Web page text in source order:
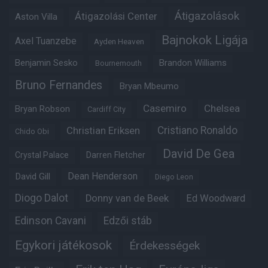
Aston Villa Átigazolási Center Átigazolások
Axel Tuanzebe Ayden Heaven Bajnokok Ligája
Benjamin Sesko Bournemouth Brandon Williams
Bruno Fernandes Bryan Mbeumo
Bryan Robson Cardiff City Casemiro Chelsea
Chido Obi Christian Eriksen Cristiano Ronaldo
Crystal Palace Darren Fletcher David De Gea
David Gill Dean Henderson Diego Leon
Diogo Dalot Donny van de Beek Ed Woodward
Edinson Cavani Edzői stáb
Egykori játékosok Érdekességek